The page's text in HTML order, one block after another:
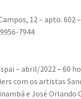
12 – apto. 602
7944
– abril/2022 – 60
com os artistas
e José Orlando